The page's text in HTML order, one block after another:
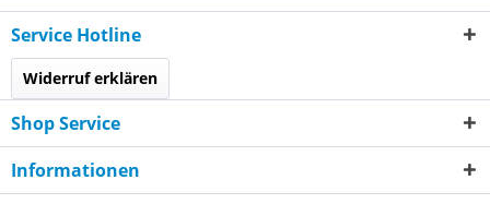
Service Hotline
Widerruf erklären
Shop Service
Informationen